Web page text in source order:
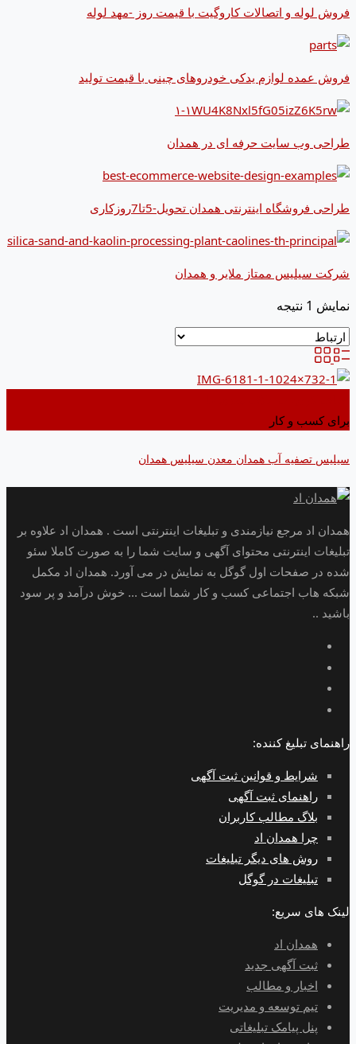
فروش لوله و اتصالات کاروگیت با قیمت روز -مهد لوله
فروش عمده لوازم یدکی خودروهای چینی با قیمت تولید
طراحی وب سایت حرفه ای در همدان
طراحی فروشگاه اینترنتی همدان تحویل-5تا7روزکاری
شرکت سیلیس ممتاز ملایر و همدان
نمایش 1 نتیجه
برای کسب و کار
سیلیس تصفیه آب همدان معدن سیلیس همدان
همدان اد مرجع نیازمندی و تبلیغات اینترنتی است . همدان اد علاوه بر
تبلیغات اینترنتی محتوای آگهی و سایت شما را به صورت کاملا سئو
شده در صفحات اول گوگل به نمایش در می آورد. همدان اد مکمل
شبکه هاب اجتماعی کسب و کار شما است ... خوش درآمد و پر سود
باشید ..
راهنمای تبلیغ کننده:
شرایط و قوانین ثبت آگهی
راهنمای ثبت آگهی
بلاگ مطالب کاربران
چرا همدان اد
روش های دیگر تبلیغات
تبلیغات در گوگل
لینک های سریع:
همدان اد
ثبت آگهی جدید
اخبار و مطالب
تیم توسعه و مدیریت
پنل پیامک تبلیغاتی